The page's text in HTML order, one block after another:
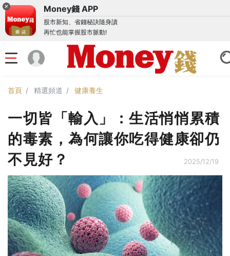
Money錢 APP
股市新知、省錢秘訣隨身讀
再忙也能掌握股市脈動!
首頁 精選頻道 健康養生
一切皆「輸入」：生活悄悄累積
的毒素，為何讓你吃得健康卻仍
不見好？
2025/12/19